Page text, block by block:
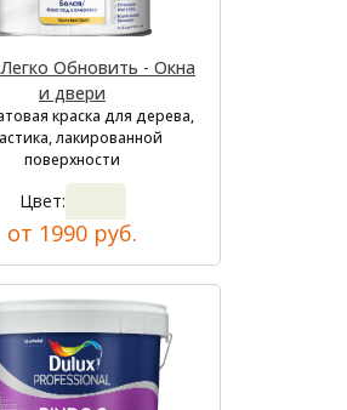
Обновить - Окна
и двери
краска для дерева,
лакированной
поверхности
Цвет:
от 1990 руб.